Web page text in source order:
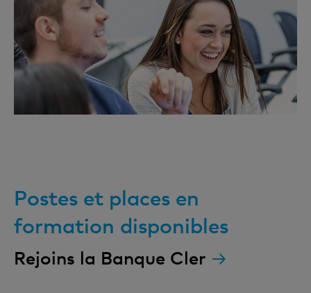
Postes et places en
formation disponibles
Rejoins la Banque Cler